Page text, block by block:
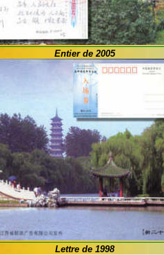
Entier de 2005
Lettre de 1998